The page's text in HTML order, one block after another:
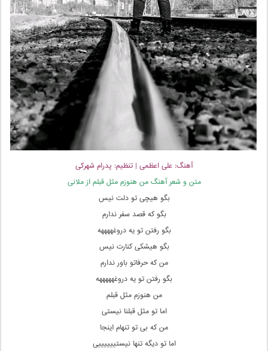
آهنگ: علی اعظمی | تنظیم: پدرام شهرکی
متن و شعر آهنگ من هنوزم مثل قبلم از ملانی
بگو هیچی تو دلت نیس
بگو که قصد سفر ندارم
بگو رفتن تو یه دروغههههه
بگو هیشکی کنارت نیس
من که حرفاتو باور ندارم
بگو رفتن تو یه دروغهههههه
من هنوزم مثل قبلم
اما تو مثل قبلنا نیستی
من که بی تو تنهام اینجا
اما تو دیگه تنها نیستییییییی